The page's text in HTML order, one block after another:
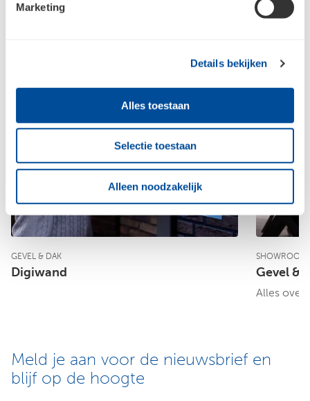
Marketing
Details bekijken
Alles toestaan
Selectie toestaan
Alleen noodzakelijk
GEVEL & DAK
Digiwand
SHOWROOM
Gevel &
Alles over
Meld je aan voor de nieuwsbrief en
blijf op de hoogte